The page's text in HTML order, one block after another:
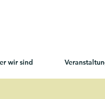
wir sind